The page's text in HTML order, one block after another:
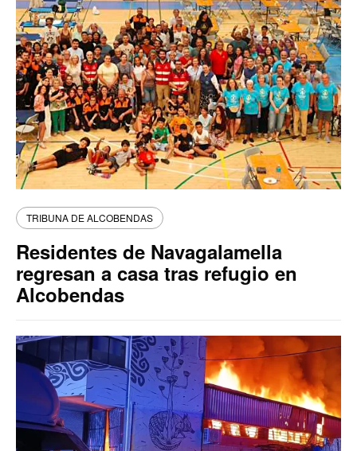
TRIBUNA DE ALCOBENDAS
Residentes de Navagalamella
regresan a casa tras refugio en
Alcobendas